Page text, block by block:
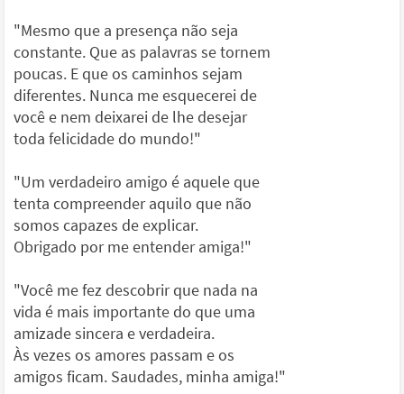
"Mesmo que a presença não seja
constante. Que as palavras se tornem
poucas. E que os caminhos sejam
diferentes. Nunca me esquecerei de
você e nem deixarei de lhe desejar
toda felicidade do mundo!"
"Um verdadeiro amigo é aquele que
tenta compreender aquilo que não
somos capazes de explicar.
Obrigado por me entender amiga!"
"Você me fez descobrir que nada na
vida é mais importante do que uma
amizade sincera e verdadeira.
Às vezes os amores passam e os
amigos ficam. Saudades, minha amiga!"